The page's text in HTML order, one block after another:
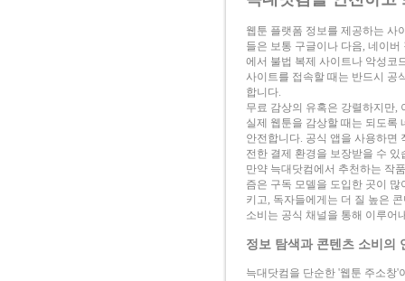
웹툰 플랫폼 정보를 제공하는 사
들은 보통 구글이나 다음, 네이
에서 불법 복제 사이트나 악성코
사이트를 접속할 때는 반드시 공
합니다.
무료 감상의 유혹은 강렬하지만,
실제 웹툰을 감상할 때는 되도록
안전합니다. 공식 앱을 사용하면
전한 결제 환경을 보장받을 수 있
만약 늑대닷컴에서 추천하는 작
즘은 구독 모델을 도입한 곳이
키고, 독자들에게는 더 질 높은
소비는 공식 채널을 통해 이루어
정보 탐색과 콘텐츠 소비의
늑대닷컴을 단순한 '웹툰 주소창'